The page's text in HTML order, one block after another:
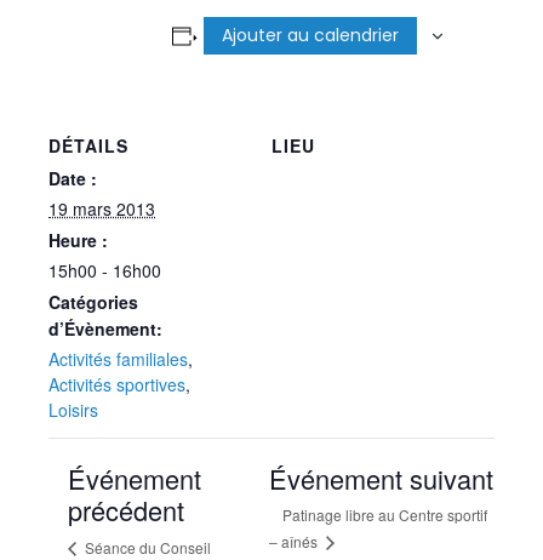
Ajouter au calendrier
DÉTAILS
Date :
19 mars 2013
Heure :
15h00 - 16h00
Catégories
d’Évènement:
Activités familiales,
Activités sportives,
Loisirs
LIEU
Événement
précédent
Séance du Conseil
Événement suivant
Patinage libre au Centre sportif
– aînés